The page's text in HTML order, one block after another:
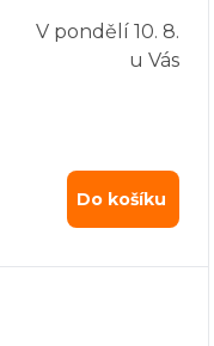
V pondělí 10. 8.
u Vás
Do košíku